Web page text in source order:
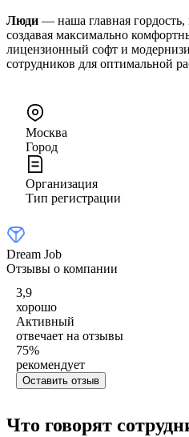
Люди — наша главная
создавая максимально
лицензионный софт и
сотрудников для оптимальной
Москва
Город
Организация
Тип регистрации
Dream Job
Отзывы о компании
3,9
хорошо
Активный
отвечает на отзывы
75%
рекомендует
Оставить отзыв
Что говорят